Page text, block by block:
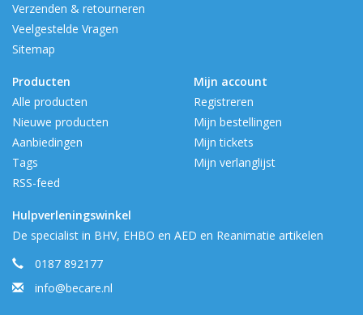
Verzenden & retourneren
Veelgestelde Vragen
Sitemap
Producten
Alle producten
Nieuwe producten
Aanbiedingen
Tags
RSS-feed
Mijn account
Registreren
Mijn bestellingen
Mijn tickets
Mijn verlanglijst
Hulpverleningswinkel
De specialist in BHV, EHBO en AED en Reanimatie artikelen
0187 892177
info@becare.nl